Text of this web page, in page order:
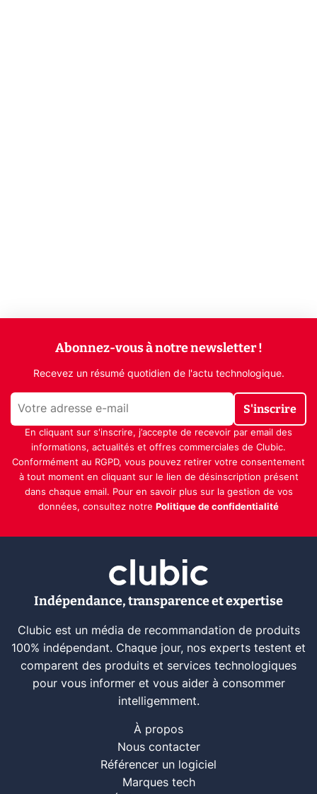
Abonnez-vous à notre newsletter !
Recevez un résumé quotidien de l'actu technologique.
S'inscrire
En cliquant sur s'inscrire, j’accepte de recevoir par email des
informations, actualités et offres commerciales de Clubic.
Conformément au RGPD, vous pouvez retirer votre consentement
à tout moment en cliquant sur le lien de désinscription présent
dans chaque email. Pour en savoir plus sur la gestion de vos
données, consultez notre Politique de confidentialité
Indépendance, transparence et expertise
Clubic est un média de recommandation de produits
100% indépendant. Chaque jour, nos experts testent et
comparent des produits et services technologiques
pour vous informer et vous aider à consommer
intelligemment.
À propos
Nous contacter
Référencer un logiciel
Marques tech